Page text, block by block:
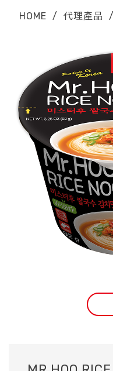
HOME / 代理產品 /